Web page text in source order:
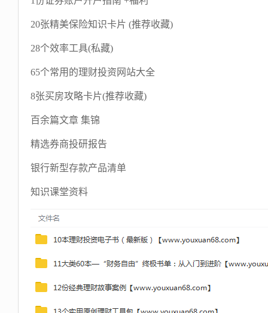
20张精美保险知识卡片 (推荐收藏)
28个效率工具(私藏)
65个常用的理财投资网站大全
8张买房攻略卡片(推荐收藏)
百余篇文章 集锦
精选券商投研报告
银行新型存款产品清单
知识课堂资料